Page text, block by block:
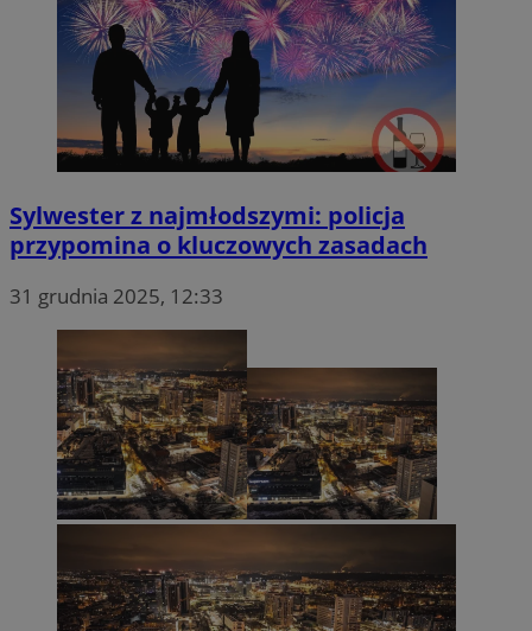
Sylwester z najmłodszymi: policja
przypomina o kluczowych zasadach
31 grudnia 2025, 12:33